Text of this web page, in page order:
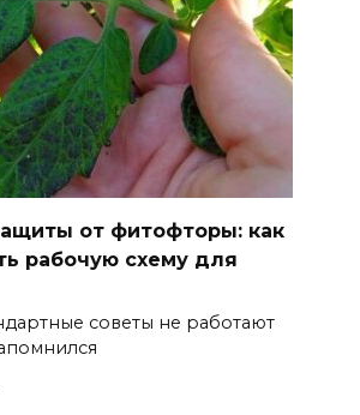
от фитофторы: как
рабочую схему для
советы не работают